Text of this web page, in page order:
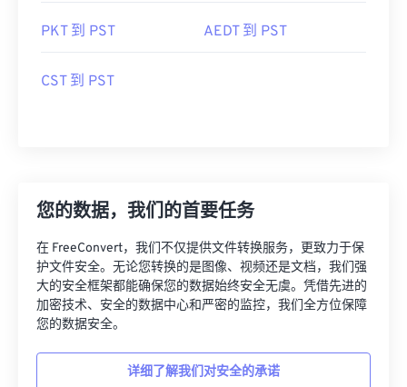
PKT 到 PST AEDT 到 PST
CST 到 PST
您的数据，我们的首要任务
在 FreeConvert，我们不仅提供文件转换服务，更致力于保
护文件安全。无论您转换的是图像、视频还是文档，我们强
大的安全框架都能确保您的数据始终安全无虞。凭借先进的
加密技术、安全的数据中心和严密的监控，我们全方位保障
您的数据安全。
详细了解我们对安全的承诺